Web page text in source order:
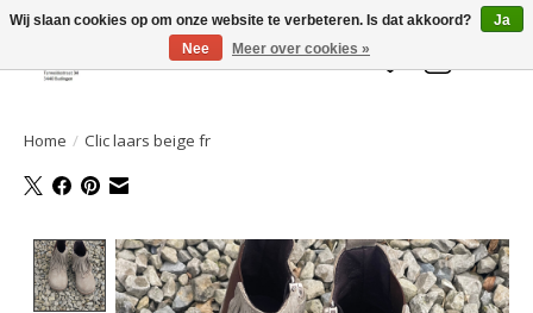
Welkom bij de Gelaarsde KAT
Verlanglijst
Home / Clic laars beige fr
Product image slideshow Items
Wij slaan cookies op om onze website te verbeteren. Is dat akkoord?
Ja
Nee
Meer over cookies »